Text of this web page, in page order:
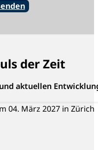
der Zeit
aktuellen